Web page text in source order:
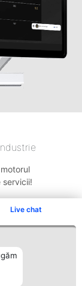
Live chat
servicii!